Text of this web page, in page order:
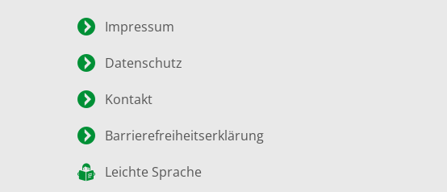
Impressum
Datenschutz
Kontakt
Barrierefreiheitserklärung
Leichte Sprache